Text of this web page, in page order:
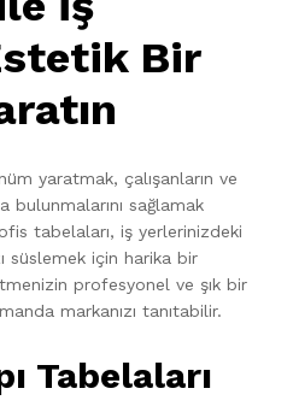
Bir
yaratmak, çalışanların ve
sağlamak
tabelaları, iş yerlerinizdeki
süslemek için harika bir
profesyonel ve şık bir
markanızı tanıtabilir.
Tabelaları